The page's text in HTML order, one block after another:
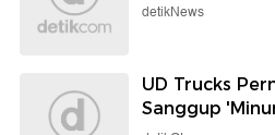
detikNews
UD Trucks
Sanggup